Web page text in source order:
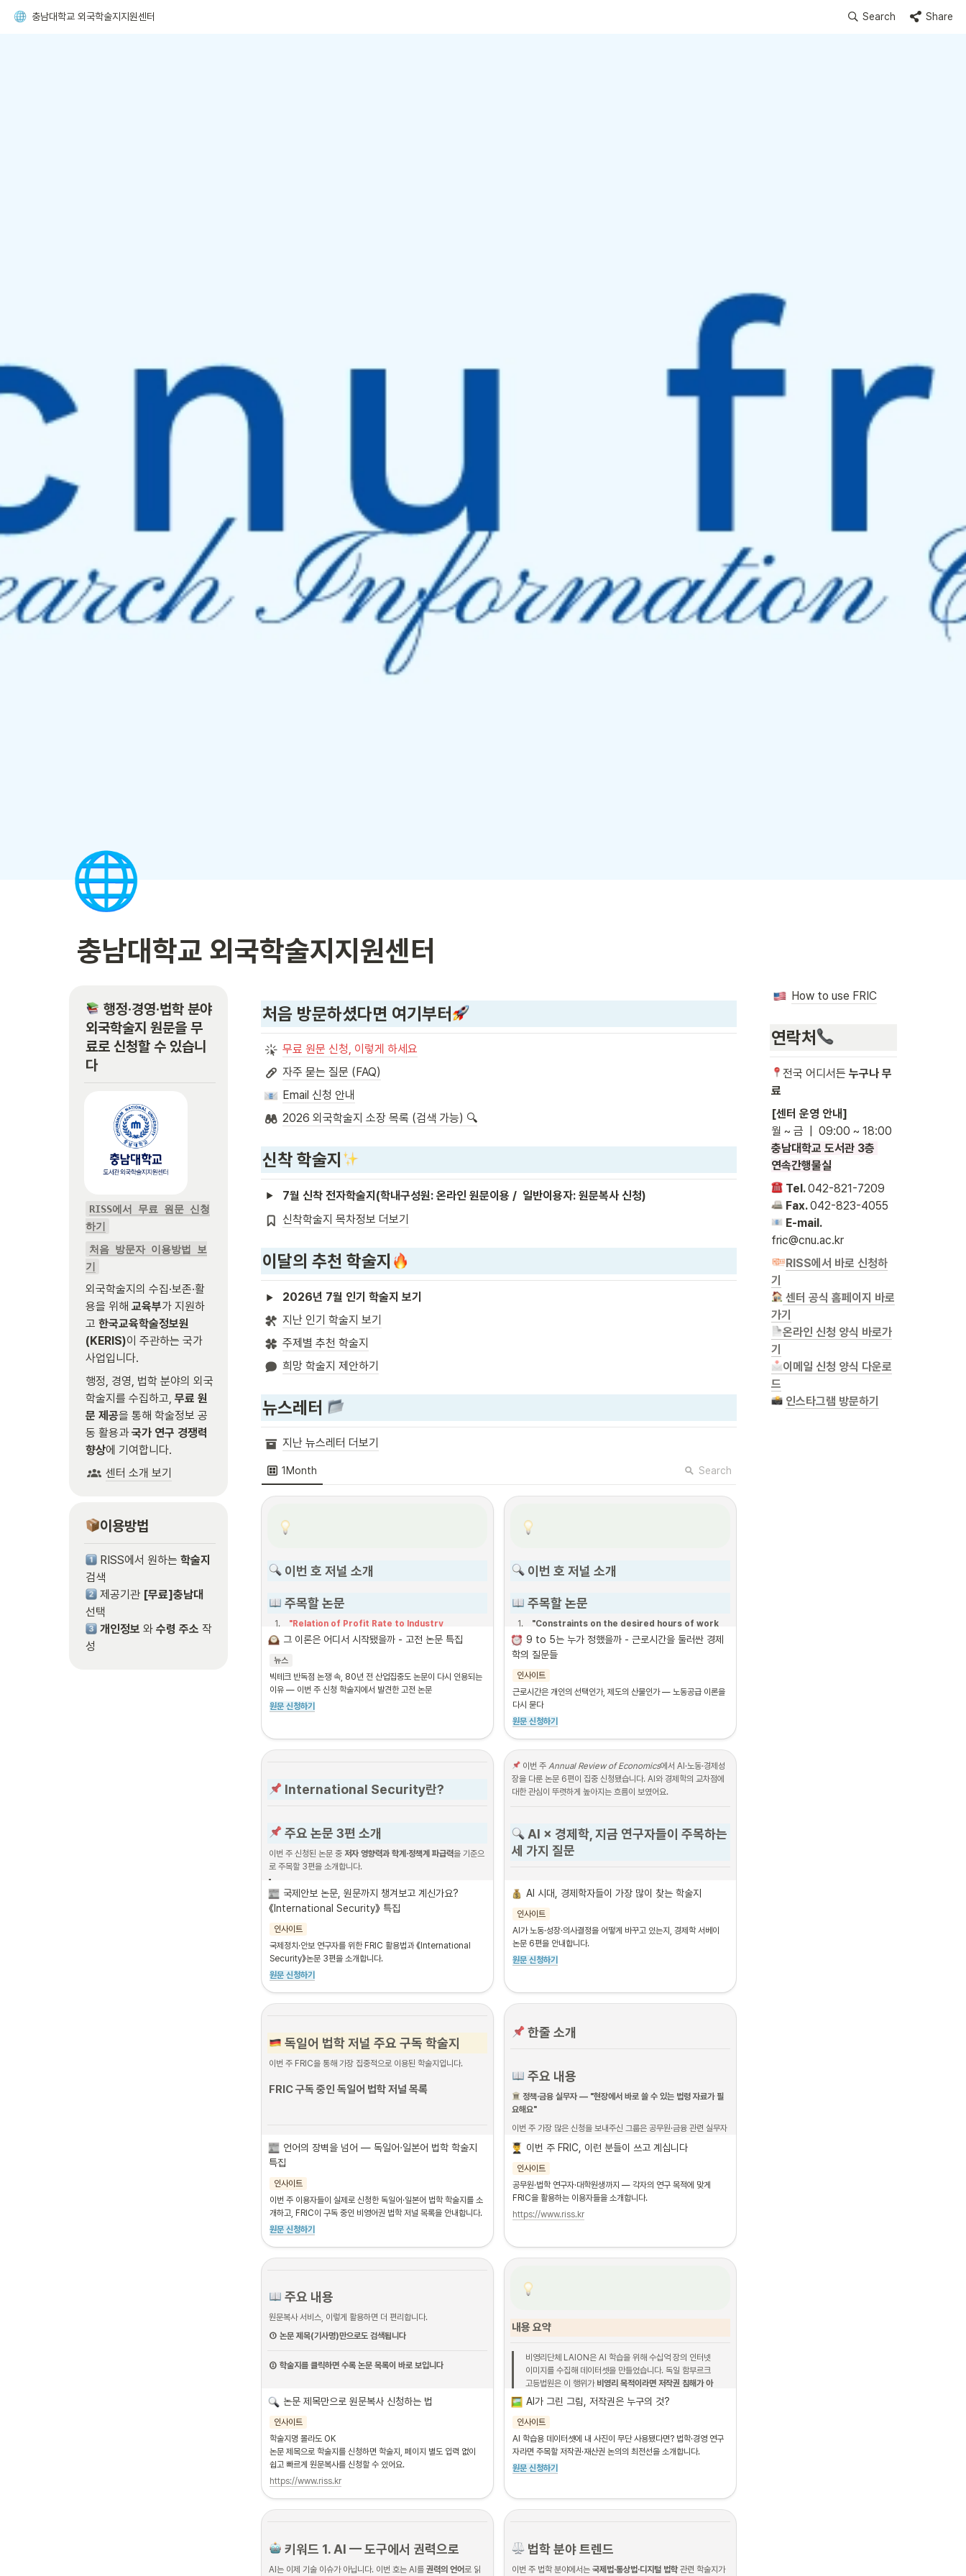
충남대학교 외국학술지지원센터 Search Share
🌐
충남대학교 외국학술지지원센터
행정·경영·법학 분야
외국학술지 원문을 무
료로 신청할 수 있습니
다
RISS에서 무료 원문 신청
하기
처음 방문자 이용방법 보
기
외국학술지의 수집·보존·활
용을 위해 교육부가 지원하
고 한국교육학술정보원
(KERIS)이 주관하는 국가
사업입니다.
행정, 경영, 법학 분야의 외국
학술지를 수집하고, 무료 원
문 제공을 통해 학술정보 공
동 활용과 국가 연구 경쟁력
향상에 기여합니다.
센터 소개 보기
이용방법
RISS에서 원하는 학술지
제공기관 [무료]충남대
개인정보 와 수령 주소 작
성
처음 방문하셨다면 여기부터
무료 원문 신청, 이렇게 하세요
자주 묻는 질문 (FAQ)
Email 신청 안내
2026 외국학술지 소장 목록 (검색 가능) 🔍
신착 학술지
7월 신착 전자학술지(학내구성원: 온라인 원문이용 /  일반이용자: 원문복사 신청)
신착학술지 목차정보 더보기
이달의 추천 학술지
2026년 7월 인기 학술지 보기
지난 인기 학술지 보기
주제별 추천 학술지
희망 학술지 제안하기
뉴스레터
지난 뉴스레터 더보기
1Month Search
이번 호 저널 소개
주목할 논문
1 .
"Relation of Profit Rate to Industry
Concentration" — Joe S. Bain (Quarterly Journal
Noncognitive Skill Formation" — Flavio Cunha,
James Heckman, Susanne Schennach
(Econometrica
— Murray Edelman (Political Communication)
그 이론은 어디서 시작됐을까 - 고전 논문 특집
뉴스
빅테크 반독점 논쟁 속, 80년 전 산업집중도 논문이 다시 인용되는
이유 — 이번 주 신청 학술지에서 발견한 고전 논문
원문 신청하기
이번 호 저널 소개
주목할 논문
1 .
"Constraints on the desired hours of work
of British men" — Stewart, M. B. & Swaffield, J.
K. (The Economic Journal
2.
"Preferences, Power, and the Determination
of Working Hours"
Harvie, D. (Journal of Economic Issues)
Prasch, R. E. (
9 to 5는 누가 정했을까 - 근로시간을 둘러싼 경제
학의 질문들
인사이트
근로시간은 개인의 선택인가, 제도의 산물인가 — 노동공급 이론을
다시 묻다
원문 신청하기
International Security란?
주요 논문 3편 소개
이번 주 신청된 논문 중 저자 영향력과 학계·정책계 파급력을 기준으
로 주목할 3편을 소개합니다.
Debate over How to Respond to China"
하버드대 Stephen M. Walt가 공세적·방어적 현실주의 논
쟁을 정리하며
응 전략을 분석한 논문.
발표 직후 MIT Press가 무료 공개를 결정할 만큼 학계와
정책계 모두에서 주목받았습니다.
국제안보 논문, 원문까지 챙겨보고 계신가요?
《International Security》 특집
인사이트
국제정치·안보 연구자를 위한 FRIC 활용법과 《International
Security》논문 3편을 소개합니다.
원문 신청하기
이번 주 Annual Review of Economics에서 AI·노동·경제성
장을 다룬 논문 6편이 집중 신청됐습니다. AI와 경제학의 교차점에
대한 관심이 뚜렷하게 높아지는 흐름이 보였어요.
AI × 경제학, 지금 연구자들이 주목하는
세 가지 질문
충남대 구독 학술지로 보는 AI × 경제
연구
① 방법론 · 데이터 분석
1. Journal of Business & Economic Statistics
AI 시대, 경제학자들이 가장 많이 찾는 학술지
인사이트
AI가 노동·성장·의사결정을 어떻게 바꾸고 있는지, 경제학 서베이
논문 6편을 안내합니다.
원문 신청하기
독일어 법학 저널 주요 구독 학술지
이번 주 FRIC을 통해 가장 집중적으로 이용된 학술지입니다.
FRIC 구독 중인 독일어 법학 저널 목록
언어의 장벽을 넘어 — 독일어·일본어 법학 학술지
특집
인사이트
이번 주 이용자들이 실제로 신청한 독일어·일본어 법학 학술지를 소
개하고, FRIC이 구독 중인 비영어권 법학 저널 목록을 안내합니다.
원문 신청하기
한줄 소개
주요 내용
정책·금융 실무자 — "현장에서 바로 쓸 수 있는 법령 자료가 필
요해요"
이번 주 가장 많은 신청을 보내주신 그룹은 공무원·금융 관련 실무자
입니다. 이분들이 집중적으로 찾은 자료는 일본의 법학 실무 저널
行法務 21
으로, 특집 주제는 기업가치담보권(企業価値担保権)
이었습니다.
기업가치담보권은 기업의 유형·무형 자산 전반을 담보로 설정하는
새로운 금융 법제로, 일본에서 2024~2025년 입법화가 본격화된
분야입니다. 국내 금융·법조 실무에서도 유사한 논의가 확산되면서,
무를 담당하시거나, 담보 법제·기업 재구조화 분야를 연구하
이번 주 FRIC, 이런 분들이 쓰고 계십니다
인사이트
공무원·법학 연구자·대학원생까지 — 각자의 연구 목적에 맞게
FRIC을 활용하는 이용자들을 소개합니다.
https://www.riss.kr
주요 내용
원문복사 서비스, 이렇게 활용하면 더 편리합니다.
① 논문 제목(기사명)만으로도 검색됩니다
② 학술지를 클릭하면 수록 논문 목록이 바로 보입니다
논문 제목만으로 원문복사 신청하는 법
인사이트
학술지명 몰라도 OK
논문 제목으로 학술지를 신청하면 학술지, 페이지 별도 입력 없이
쉽고 빠르게 원문복사를 신청할 수 있어요.
https://www.riss.kr
내용 요약
비영리단체 LAION은 AI 학습을 위해 수십억 장의 인터넷
이미지를 수집해 데이터셋을 만들었습니다. 독일 함부르크
고등법원은 이 행위가 비영리 목적이라면 저작권 침해가 아
니다라고 판결했습니다.
→ 창작자 vs. AI 개발자, 누가 이길까요?
논문을 읽기 전 생각해 보면 좋은 것들
AI가 그린 그림, 저작권은 누구의 것?
인사이트
AI 학습용 데이터셋에 내 사진이 무단 사용됐다면? 법학·경영 연구
자라면 주목할 저작권·재산권 논의의 최전선을 소개합니다.
원문 신청하기
키워드 1. AI — 도구에서 권력으로
AI는 이제 기술 이슈가 아닙니다. 이번 호는 AI를 권력의 언어로 읽
법학 분야 트렌드
이번 주 법학 분야에서는 국제법·통상법·디지털 법학 관련 학술지가
How to use FRIC
연락처
전국 어디서든 누구나 무
료
충남대학교 도서관 3층
연속간행물실
Tel.
Fax.
E-mail.
fric@cnu.ac.kr
RISS에서 바로 신청하
기
센터 공식 홈페이지 바로
가기
온라인 신청 양식 바로가
기
이메일 신청 양식 다운로
드
인스타그램 방문하기